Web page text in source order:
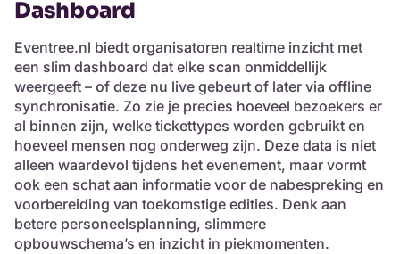
Dashboard
Eventree.nl biedt organisatoren realtime inzicht met
een slim dashboard dat elke scan onmiddellijk
weergeeft – of deze nu live gebeurt of later via offline
synchronisatie. Zo zie je precies hoeveel bezoekers er
al binnen zijn, welke tickettypes worden gebruikt en
hoeveel mensen nog onderweg zijn. Deze data is niet
alleen waardevol tijdens het evenement, maar vormt
ook een schat aan informatie voor de nabespreking en
voorbereiding van toekomstige edities. Denk aan
betere personeelsplanning, slimmere
opbouwschema’s en inzicht in piekmomenten.